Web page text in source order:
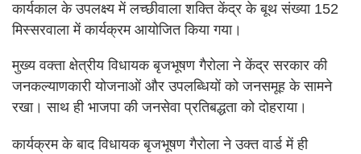
कार्यकाल के उपलक्ष्य में लच्छीवाला शक्ति केंद्र के बूथ संख्या 152
मिस्सरवाला में कार्यक्रम आयोजित किया गया।
मुख्य वक्ता क्षेत्रीय विधायक बृजभूषण गैरोला ने केंद्र सरकार की
जनकल्याणकारी योजनाओं और उपलब्धियों को जनसमूह के सामने
रखा। साथ ही भाजपा की जनसेवा प्रतिबद्धता को दोहराया।
कार्यक्रम के बाद विधायक बृजभूषण गैरोला ने उक्त वार्ड में ही